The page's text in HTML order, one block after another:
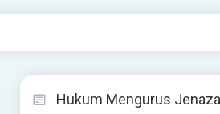
Hukum Mengurus